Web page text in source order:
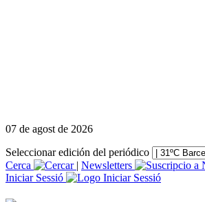
07 de agost de 2026
Seleccionar edición del periódico
Cerca
| Newsletters
Iniciar Sessió